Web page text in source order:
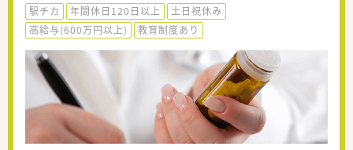
駅チカ 年間休日120日以上
土日祝休み
高給与(600万円以上)
教育制度あり